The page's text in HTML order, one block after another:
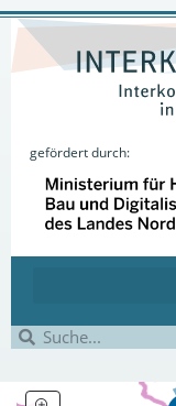
gefördert durch: